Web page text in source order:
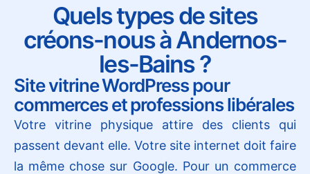
Quels types de sites
créons-nous à Andernos-
les-Bains ?
Site vitrine WordPress pour
commerces et professions libérales
Votre vitrine physique attire des clients qui
passent devant elle. Votre site internet doit faire
la même chose sur Google. Pour un commerce